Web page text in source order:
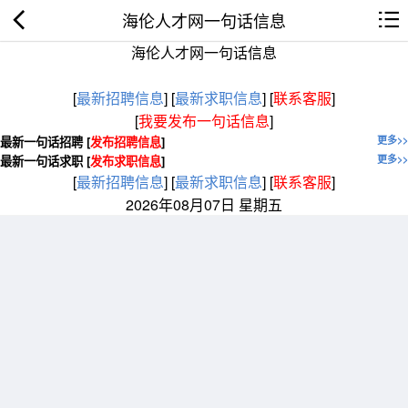
海伦人才网一句话信息
海伦人才网一句话信息
[最新招聘信息] [最新求职信息] [联系客服]
[我要发布一句话信息]
更多>>
最新一句话招聘 [发布招聘信息]
更多>>
最新一句话求职 [发布求职信息]
[最新招聘信息] [最新求职信息] [联系客服]
2026年08月07日 星期五